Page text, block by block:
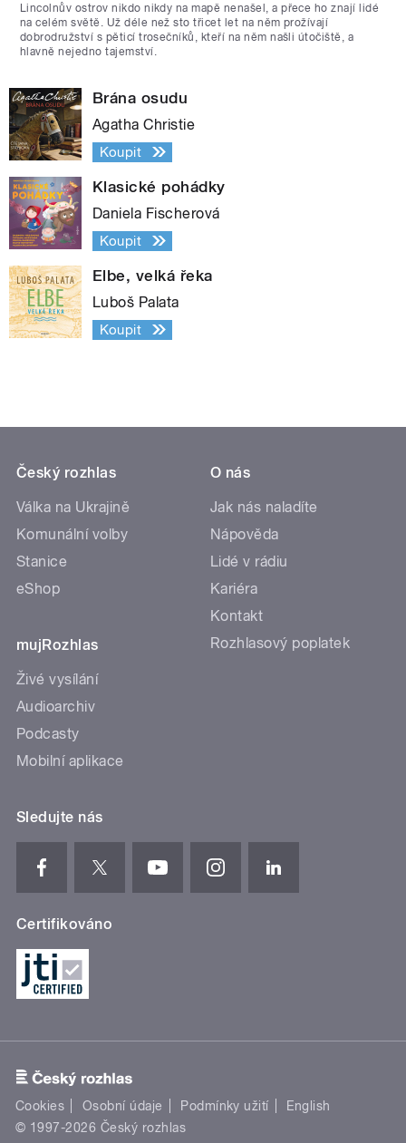
Lincolnův ostrov nikdo nikdy na mapě nenašel, a přece ho znají lidé
na celém světě. Už déle než sto třicet let na něm prožívají
dobrodružství s pěticí trosečníků, kteří na něm našli útočiště, a
hlavně nejedno tajemství.
Brána osudu
Agatha Christie
Koupit
Klasické pohádky
Daniela Fischerová
Koupit
Elbe, velká řeka
Luboš Palata
Koupit
Český rozhlas
Válka na Ukrajině
Komunální volby
Stanice
eShop
mujRozhlas
Živé vysílání
Audioarchiv
Podcasty
Mobilní aplikace
O nás
Jak nás naladíte
Nápověda
Lidé v rádiu
Kariéra
Kontakt
Rozhlasový poplatek
Sledujte nás
Certifikováno
Cookies Osobní údaje Podmínky užití
English
© 1997-2026 Český rozhlas